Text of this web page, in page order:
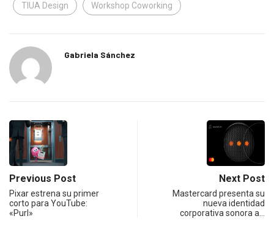
TIUA Design Workshop Coworking
Gabriela Sánchez
Previous Post
Pixar estrena su primer
corto para YouTube:
«Purl»
Next Post
Mastercard presenta su
nueva identidad
corporativa sonora a…